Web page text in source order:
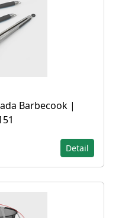
Barbecook |
Detail